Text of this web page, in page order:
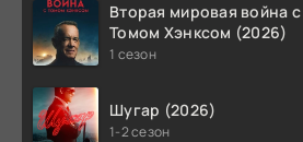
Вторая мировая война с
Томом Хэнксом (2026)
1 сезон
Шугар (2026)
1-2 сезон